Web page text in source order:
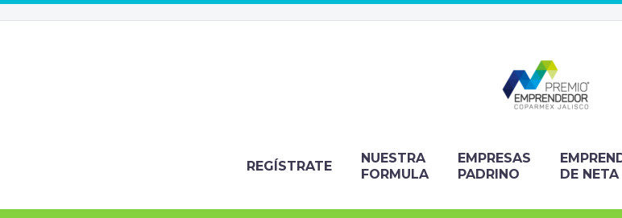
REGÍSTRATE
NUESTRA
FORMULA
EMPRESAS
PADRINO
DE NETA